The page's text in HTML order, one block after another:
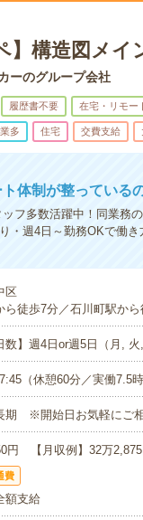
】構造図メイ
ーのグループ会社
履歴書不要 在宅・リモー
多 住宅 交費支給
体制が整っている
フ多数活躍中！同業務
・週4日～勤務OKで働
区
ら徒歩7分／石川町駅か
数】週4日or週5日（月,
（休憩60分／実働7.5時
期 ※開始日お気軽にご相
円 【月収例】32万
費
額支給